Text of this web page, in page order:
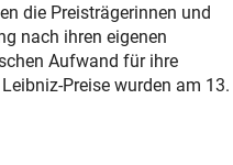
die Preisträgerinnen und
nach ihren eigenen
Aufwand für ihre
Preise wurden am 13.